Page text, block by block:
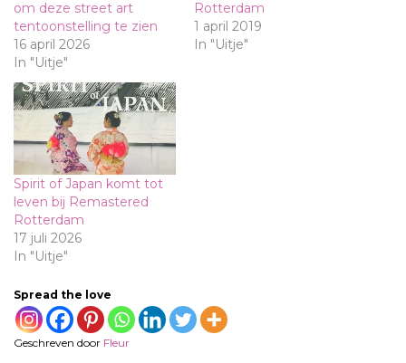
om deze street art
tentoonstelling te zien
16 april 2026
In "Uitje"
Rotterdam
1 april 2019
In "Uitje"
Spirit of Japan komt tot
leven bij Remastered
Rotterdam
17 juli 2026
In "Uitje"
Spread the love
Geschreven door Fleur